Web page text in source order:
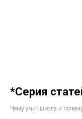
*Серия
Чему учит школа и